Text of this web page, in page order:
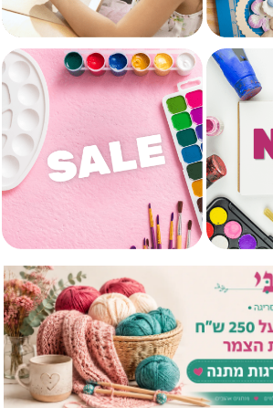
חומרי יצירה לילדים
הנחות ומבצעים